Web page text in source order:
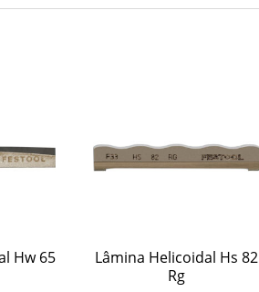
Hw 65
Lâmina Helicoidal Hs 82
Rg